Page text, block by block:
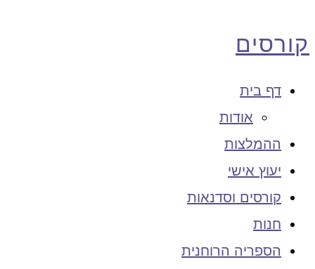
קורסים
דף בית
אודות
ההמלצות
יעוץ אישי
קורסים וסדנאות
חנות
הספריה הרוחנית